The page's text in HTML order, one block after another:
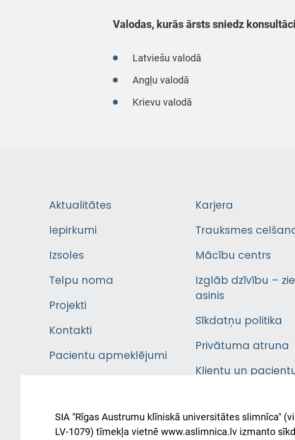
Valodas, kurās ārsts sniedz
Latviešu valodā
Angļu valodā
Krievu valodā
Aktualitātes
Iepirkumi
Izsoles
Telpu noma
Projekti
Kontakti
Pacientu apmeklējumi
Pacienta
atsauksmju/sūdzību
Karjera
Trauksmes
Mācību centrs
Izglāb dzīvību –
asinis
Sīkdatņu politika
Privātuma atruna
Klientu un
Austrumu slimnīcas
atbalsts Ukrainai
SIA "Rīgas Austrumu klīniskā universitātes slimnīca"
LV-1079) tīmekļa vietnē www.aslimnica.lv izmanto